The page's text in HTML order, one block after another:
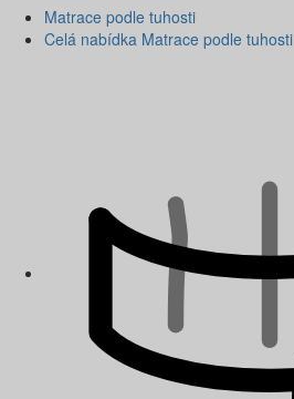
Matrace podle tuhosti
Celá nabídka Matrace podle tuhosti